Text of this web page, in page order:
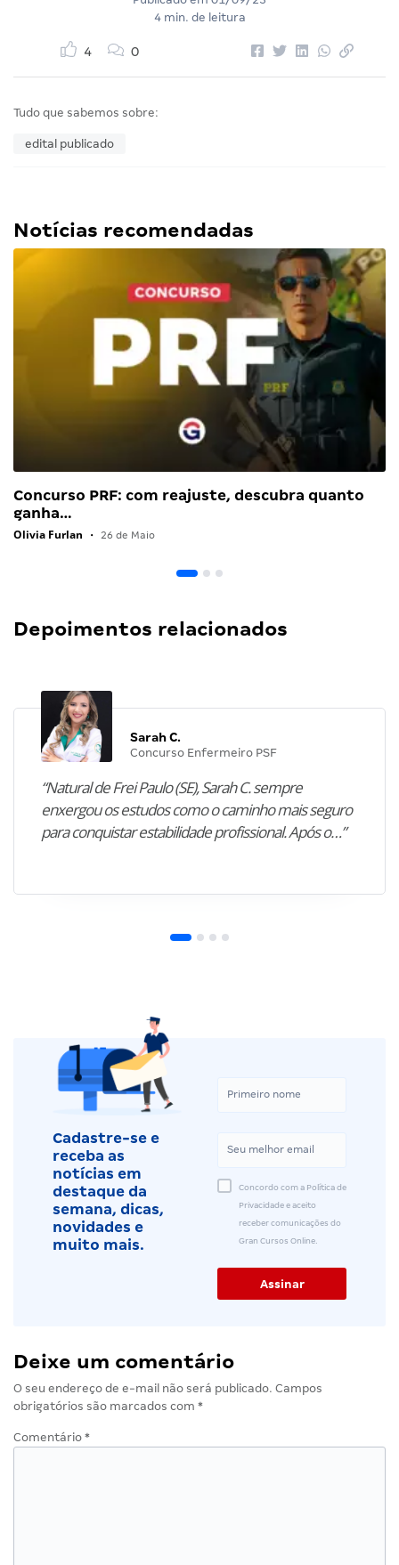
4 min. de leitura
4 0
Tudo que sabemos sobre:
edital publicado
Notícias recomendadas
Concurso PRF: com reajuste, descubra quanto
ganha…
Olivia Furlan • 26 de Maio
Depoimentos relacionados
Sarah C.
Concurso Enfermeiro PSF
“Natural de Frei Paulo (SE), Sarah C. sempre
enxergou os estudos como o caminho mais seguro
para conquistar estabilidade profissional. Após o…”
Cadastre-se e
receba as
notícias em
destaque da
semana, dicas,
novidades e
muito mais.
Concordo com a Política de
Privacidade e aceito
receber comunicações do
Gran Cursos Online.
Deixe um comentário
O seu endereço de e-mail não será publicado. Campos
obrigatórios são marcados com *
Comentário *